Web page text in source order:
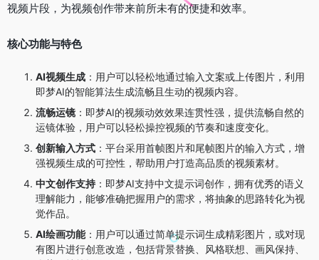
视频片段，为视频创作带来前所未有的便捷和效率。
核心功能与特色
AI视频生成 ：用户可以轻松地通过输入文案或上传图片，利用
即梦AI的智能算法生成流畅且生动的视频内容。
流畅运镜 ：即梦AI的视频动效效果连贯性强，提供流畅自然的
运镜体验，用户可以轻松操控视频的节奏和速度变化。
创新输入方式 ：平台采用首帧图片和尾帧图片的输入方式，增
强视频生成的可控性，帮助用户打造高品质的视频素材。
中文创作支持 ：即梦AI支持中文提示词创作，拥有优秀的语义
理解能力，能够准确把握用户的需求，将抽象的思路转化为视
觉作品。
AI绘画功能：用户可以通过简单提示词生成精彩图片，或对现
有图片进行创意改造，包括背景替换、风格联想、画风保持、